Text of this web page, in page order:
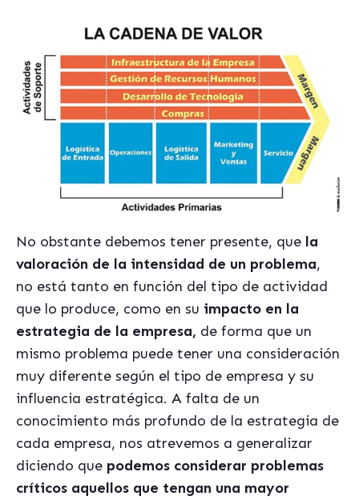
No obstante debemos tener presente, que la
valoración de la intensidad de un problema,
no está tanto en función del tipo de actividad
que lo produce, como en su impacto en la
estrategia de la empresa, de forma que un
mismo problema puede tener una consideración
muy diferente según el tipo de empresa y su
influencia estratégica. A falta de un
conocimiento más profundo de la estrategia de
cada empresa, nos atrevemos a generalizar
diciendo que podemos considerar problemas
críticos aquellos que tengan una mayor